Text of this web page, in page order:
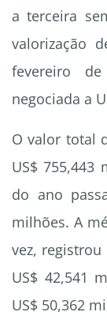
a terceira
valorização
fevereiro
negociada a
O valor total
US$
do ano
milhões. A
vez, registrou
US$ 42,541
US$ 50,362